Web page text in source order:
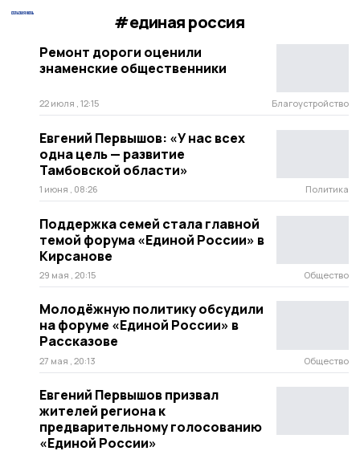
#единая россия
Ремонт дороги оценили
знаменские общественники
22 июля , 12:15 Благоустройство
Евгений Первышов: «У нас всех
одна цель — развитие
Тамбовской области»
1 июня , 08:26 Политика
Поддержка семей стала главной
темой форума «Единой России» в
Кирсанове
29 мая , 20:15 Общество
Молодёжную политику обсудили
на форуме «Единой России» в
Рассказове
27 мая , 20:13 Общество
Евгений Первышов призвал
жителей региона к
предварительному голосованию
«Единой России»